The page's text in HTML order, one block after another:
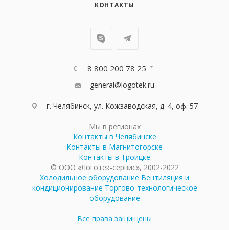
КОНТАКТЫ
8 800 200 78 25
general@logotek.ru
г. Челябинск, ул. Кожзаводская, д. 4, оф. 57
Мы в регионах
Контакты в Челябинске
Контакты в Магнитогорске
Контакты в Троицке
© ООО «Логотек-сервис», 2002-2022
Холодильное оборудование Вентиляция и
кондиционирование Торгово-технологическое
оборудование
Все права защищены